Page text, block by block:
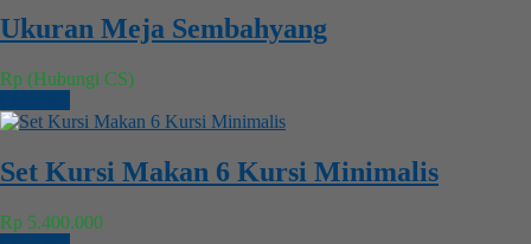
Ukuran Meja Sembahyang
Rp (Hubungi CS)
Set Kursi Makan 6 Kursi Minimalis
Rp 5.400.000